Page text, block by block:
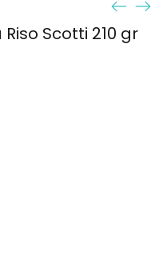
Scotti 210 gr